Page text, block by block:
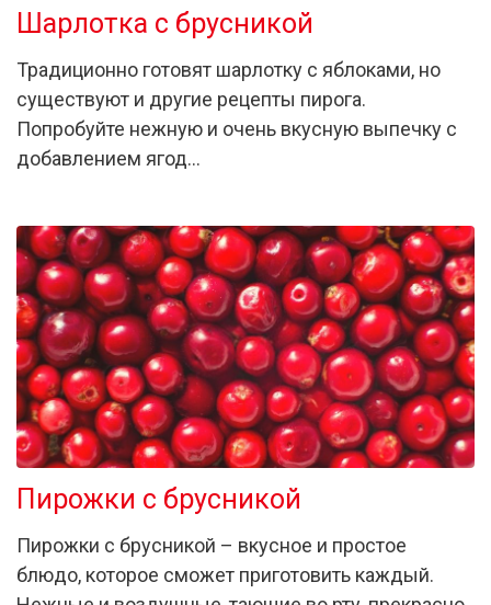
Шарлотка с брусникой
Традиционно готовят шарлотку с яблоками, но
существуют и другие рецепты пирога.
Попробуйте нежную и очень вкусную выпечку с
добавлением ягод…
Пирожки с брусникой
Пирожки с брусникой – вкусное и простое
блюдо, которое сможет приготовить каждый.